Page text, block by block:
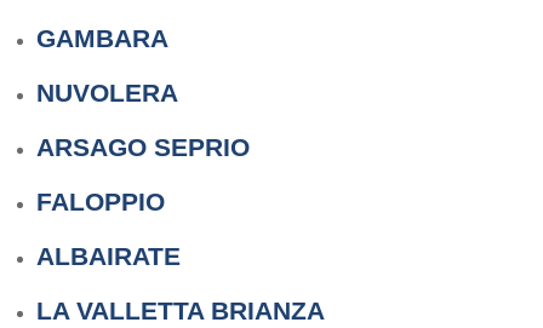
GAMBARA
NUVOLERA
ARSAGO SEPRIO
FALOPPIO
ALBAIRATE
LA VALLETTA BRIANZA